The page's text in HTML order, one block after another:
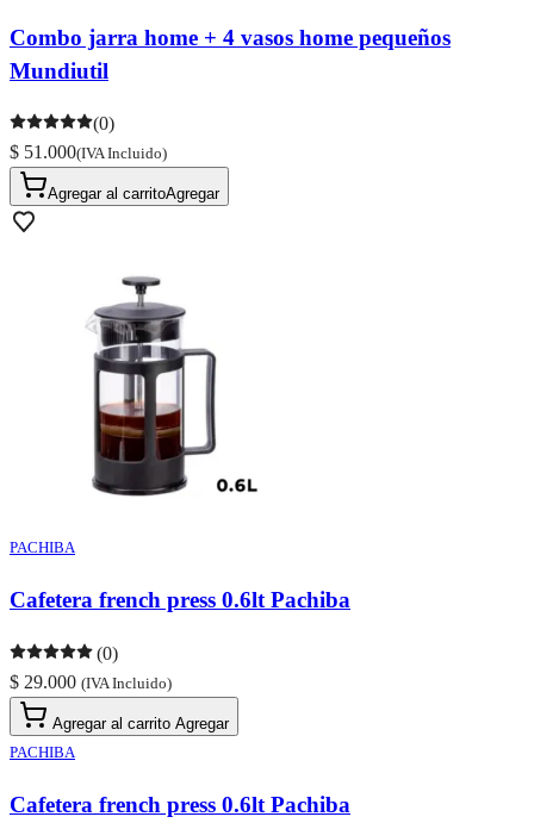
Combo jarra home + 4 vasos home pequeños
Mundiutil
(0)
$ 51.000(IVA Incluido)
Agregar al carritoAgregar
PACHIBA
Cafetera french press 0.6lt Pachiba
(0)
$ 29.000 (IVA Incluido)
Agregar al carrito Agregar
PACHIBA
Cafetera french press 0.6lt Pachiba